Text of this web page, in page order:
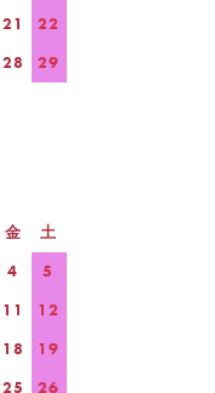
21
22
28
29
金
土
4
5
11
12
18
19
25 26